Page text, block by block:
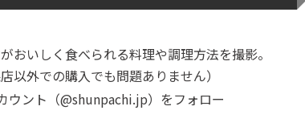
おいしく食べられる料理や調理方法を撮影。
以外での購入でも問題ありません）
ウント（@shunpachi.jp）をフォロー